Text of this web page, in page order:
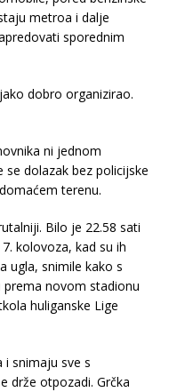
metroa i dalje
sporednim
dobro organizirao.
ni jednom
dolazak bez policijske
terenu.
Bilo je 22.58 sati
kolovoza, kad su ih
ugla, snimile kako s
novom stadionu
huliganske Lige
i snimaju sve s
drže otpozadi. Grčka